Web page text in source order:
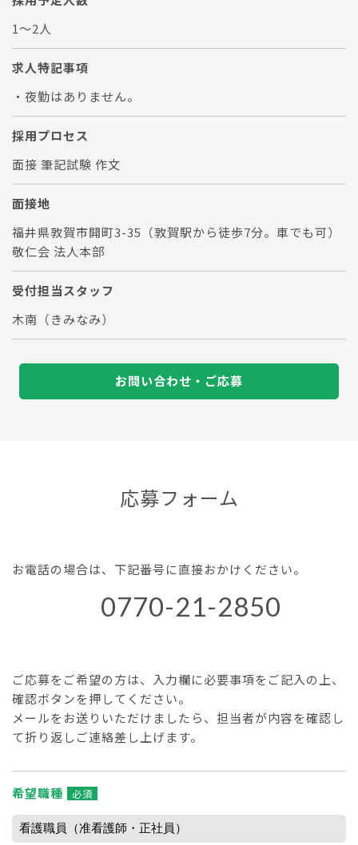
1～2人
求人特記事項
・夜勤はありません。
採用プロセス
面接 筆記試験 作文
面接地
福井県敦賀市開町3-35（敦賀駅から徒歩7分。車でも可）
敬仁会 法人本部
受付担当スタッフ
木南（きみなみ）
お問い合わせ・ご応募
応募フォーム
お電話の場合は、下記番号に直接おかけください。
0770-21-2850
ご応募をご希望の方は、入力欄に必要事項をご記入の上、
確認ボタンを押してください。
メールをお送りいただけましたら、担当者が内容を確認し
て折り返しご連絡差し上げます。
希望職種 必須